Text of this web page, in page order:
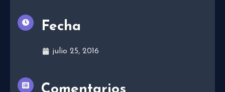
Fecha
julio 25, 2016